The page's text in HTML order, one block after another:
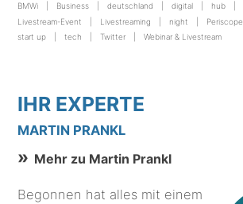
BMWi Business deutschland digital hub
Livestream-Event
Livestreaming night Periscope
start up
tech Twitter Webinar & Livestream
IHR EXPERTE
MARTIN PRANKL
Mehr zu Martin Prankl
Begonnen hat alles mit einem